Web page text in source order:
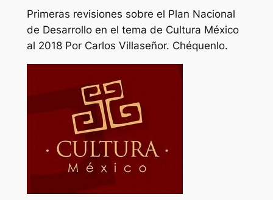
Primeras revisiones sobre el Plan Nacional
de Desarrollo en el tema de Cultura México
al 2018 Por Carlos Villaseñor. Chéquenlo.